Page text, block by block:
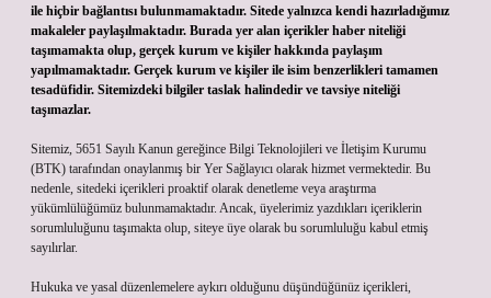
ile hiçbir bağlantısı bulunmamaktadır. Sitede yalnızca kendi hazırladığımız
makaleler paylaşılmaktadır. Burada yer alan içerikler haber niteliği
taşımamakta olup, gerçek kurum ve kişiler hakkında paylaşım
yapılmamaktadır. Gerçek kurum ve kişiler ile isim benzerlikleri tamamen
tesadüfidir. Sitemizdeki bilgiler taslak halindedir ve tavsiye niteliği
taşımazlar.
Sitemiz, 5651 Sayılı Kanun gereğince Bilgi Teknolojileri ve İletişim Kurumu
(BTK) tarafından onaylanmış bir Yer Sağlayıcı olarak hizmet vermektedir. Bu
nedenle, sitedeki içerikleri proaktif olarak denetleme veya araştırma
yükümlülüğümüz bulunmamaktadır. Ancak, üyelerimiz yazdıkları içeriklerin
sorumluluğunu taşımakta olup, siteye üye olarak bu sorumluluğu kabul etmiş
sayılırlar.
Hukuka ve yasal düzenlemelere aykırı olduğunu düşündüğünüz içerikleri,